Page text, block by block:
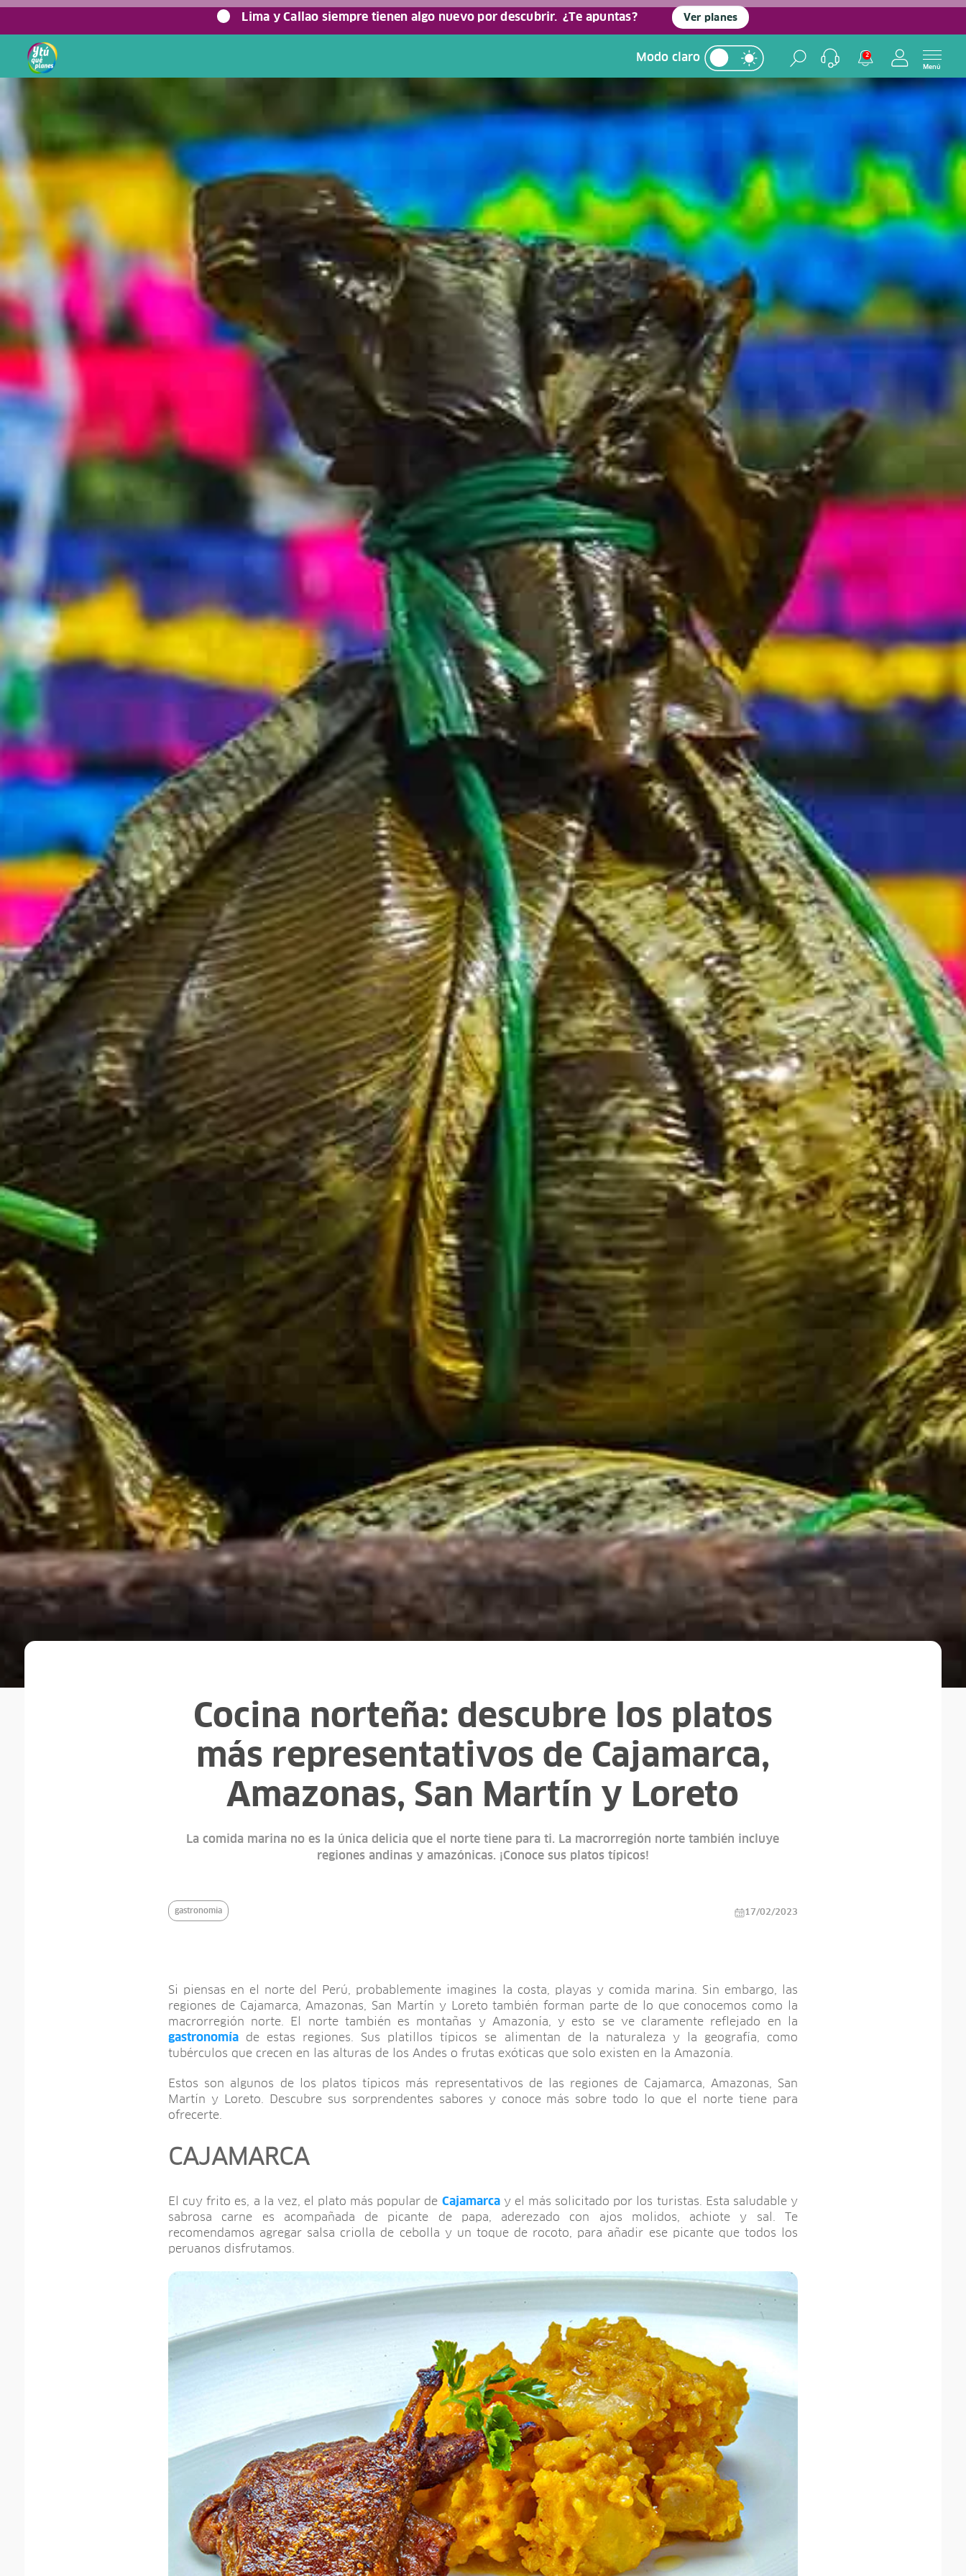
Lima y Callao siempre tienen algo nuevo por descubrir. ¿Te apuntas? Ver planes
Modo claro 2
Menú
Home/Blog viajero
Cocina norteña: descubre los platos
más representativos de Cajamarca,
Amazonas, San Martín y Loreto
La comida marina no es la única delicia que el norte tiene para ti. La macrorregión norte también incluye
regiones andinas y amazónicas. ¡Conoce sus platos típicos!
gastronomia 17/02/2023
Si piensas en el norte del Perú, probablemente imagines la costa, playas y comida marina. Sin embargo, las
regiones de Cajamarca, Amazonas, San Martín y Loreto también forman parte de lo que conocemos como la
macrorregión norte. El norte también es montañas y Amazonía, y esto se ve claramente reflejado en la
gastronomíade estas regiones. Sus platillos típicos se alimentan de la naturaleza y la geografía, como
tubérculos que crecen en las alturas de los Andes o frutas exóticas que solo existen en la Amazonía.
Estos son algunos de los platos típicos más representativos de las regiones de Cajamarca, Amazonas, San
Martín y Loreto. Descubre sus sorprendentes sabores y conoce más sobre todo lo que el norte tiene para
ofrecerte.
CAJAMARCA
El cuy frito es, a la vez, el plato más popular de Cajamarcay el más solicitado por los turistas. Esta saludable y
sabrosa carne es acompañada de picante de papa, aderezado con ajos molidos, achiote y sal. Te
recomendamos agregar salsa criolla de cebolla y un toque de rocoto, para añadir ese picante que todos los
peruanos disfrutamos.